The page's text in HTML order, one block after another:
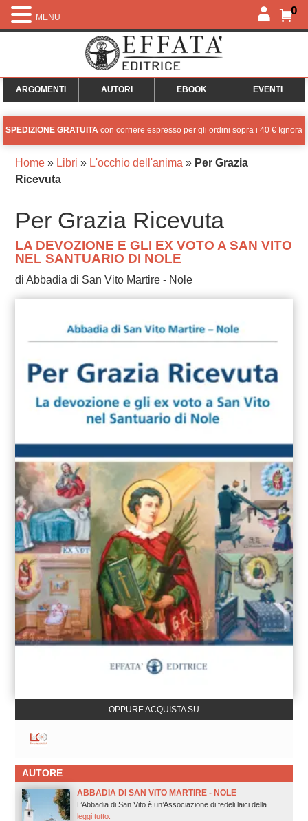
0
ARGOMENTI AUTORI EBOOK EVENTI
SPEDIZIONE GRATUITA con corriere espresso per gli ordini sopra i 40 € Ignora
Home» Libri » L'occhio dell'anima » Per Grazia
Ricevuta
Per Grazia Ricevuta
LA DEVOZIONE E GLI EX VOTO A SAN VITO
NEL SANTUARIO DI NOLE
di Abbadia di San Vito Martire - Nole
OPPURE ACQUISTA SU
AUTORE
ABBADIA DI SAN VITO MARTIRE - NOLE
L’Abbadia di San Vito è un’Associazione di fedeli laici della...
leggi tutto.
MENU